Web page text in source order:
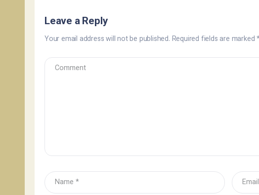
Leave a Reply
Your email address will not be published. Required fields are marked